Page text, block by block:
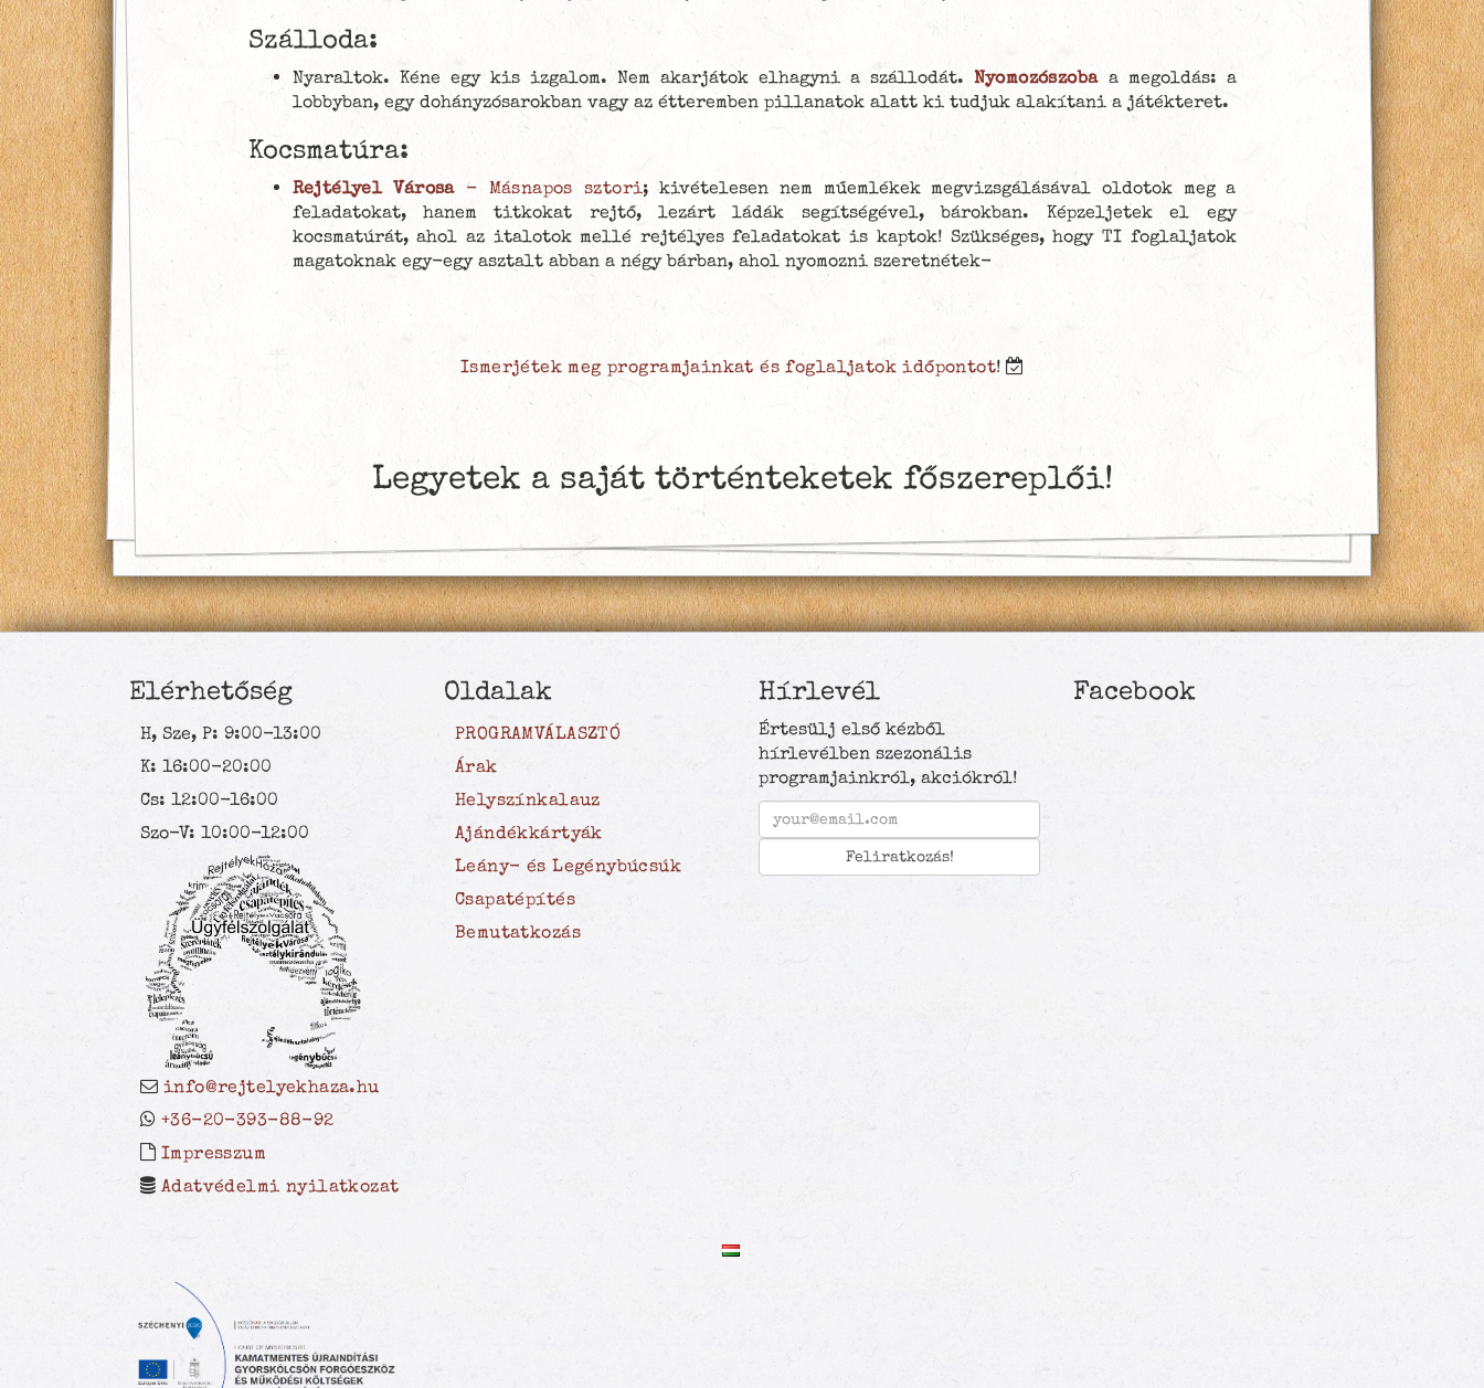
Szálloda:
Nyaraltok. Kéne egy kis izgalom. Nem akarjátok elhagyni a szállodát. Nyomozószobaa megoldás: a
lobbyban, egy dohányzósarokban vagy az étteremben pillanatok alatt ki tudjuk alakítani a játékteret.
Kocsmatúra:
Rejtélyel Városa- Másnapos sztori; kivételesen nem műemlékek megvizsgálásával oldotok meg a
feladatokat, hanem titkokat rejtő, lezárt ládák segítségével, bárokban. Képzeljetek el egy
kocsmatúrát, ahol az italotok mellé rejtélyes feladatokat is kaptok! Szükséges, hogy TI foglaljatok
magatoknak egy-egy asztalt abban a négy bárban, ahol nyomozni szeretnétek-
Ismerjétek meg programjainkat és foglaljatok időpontot!
Legyetek a saját történteketek főszereplői!
Elérhetőség
H, Sze, P: 9:00-13:00
K: 16:00-20:00
Cs: 12:00-16:00
Szo-V: 10:00-12:00
info@rejtelyekhaza.hu
+36-20-393-88-92
Impresszum
Adatvédelmi nyilatkozat
Oldalak
PROGRAMVÁLASZTÓ
Árak
Helyszínkalauz
Ajándékkártyák
Leány- és Legénybúcsúk
Csapatépítés
Bemutatkozás
Hírlevél
Értesülj első kézből
hírlevélben szezonális
programjainkról, akciókról!
Facebook